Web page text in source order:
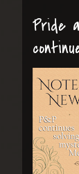
Pride